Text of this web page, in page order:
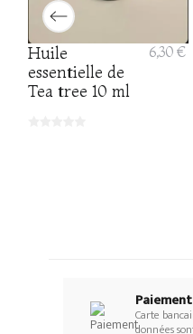
Huile
essentielle de
Tea tree 10 ml
6,30 €
Carte
données